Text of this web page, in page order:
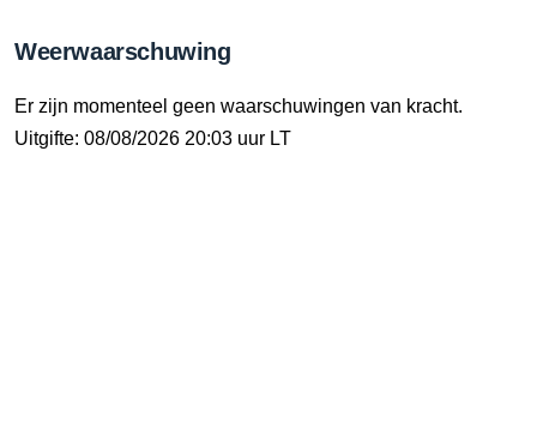
Weerwaarschuwing
Er zijn momenteel geen waarschuwingen van kracht.
Uitgifte: 08/08/2026 20:03 uur LT